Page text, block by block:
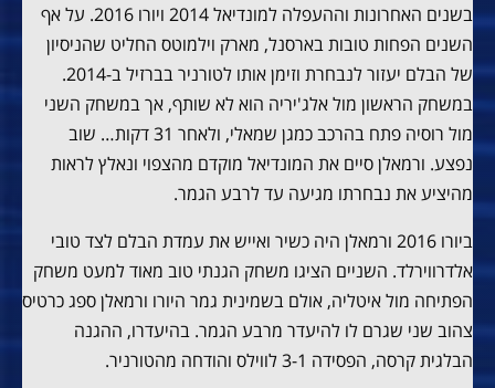
בשנים האחרונות וההעפלה למונדיאל 2014 ויורו 2016. על אף
השנים הפחות טובות בארסנל, מארק וילמוטס החליט שהניסיון
של הבלם יעזור לנבחרת וזימן אותו לטורניר בברזיל ב-2014.
במשחק הראשון מול אלג'יריה הוא לא שותף, אך במשחק השני
מול רוסיה פתח בהרכב כמגן שמאלי, ולאחר 31 דקות… שוב
נפצע. ורמאלן סיים את המונדיאל מוקדם מהצפוי ונאלץ לראות
מהיציע את נבחרתו מגיעה עד לרבע הגמר.
ביורו 2016 ורמאלן היה כשיר ואייש את עמדת הבלם לצד טובי
אלדרווירלד. השניים הציגו משחק הגנתי טוב מאוד למעט משחק
הפתיחה מול איטליה, אולם בשמינית גמר היורו ורמאלן ספג כרטיס
צהוב שני שגרם לו להיעדר מרבע הגמר. בהיעדרו, ההגנה
הבלגית קרסה, הפסידה 3-1 לווילס והודחה מהטורניר.